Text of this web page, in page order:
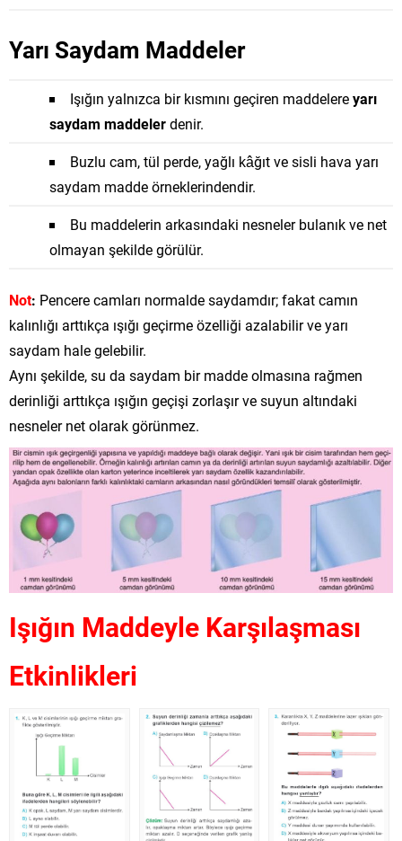
Yarı Saydam Maddeler
Işığın yalnızca bir kısmını geçiren maddelereyarı
saydam maddelerdenir.
Buzlu cam, tül perde, yağlı kâğıt ve sisli hava yarı
saydam madde örneklerindendir.
Bu maddelerin arkasındaki nesneler bulanık ve net
olmayan şekilde görülür.
Not: Pencere camları normalde saydamdır; fakat camın
kalınlığı arttıkça ışığı geçirme özelliği azalabilir ve yarı
saydam hale gelebilir.
Aynı şekilde, su da saydam bir madde olmasına rağmen
derinliği arttıkça ışığın geçişi zorlaşır ve suyun altındaki
nesneler net olarak görünmez.
Işığın Maddeyle Karşılaşması
Etkinlikleri